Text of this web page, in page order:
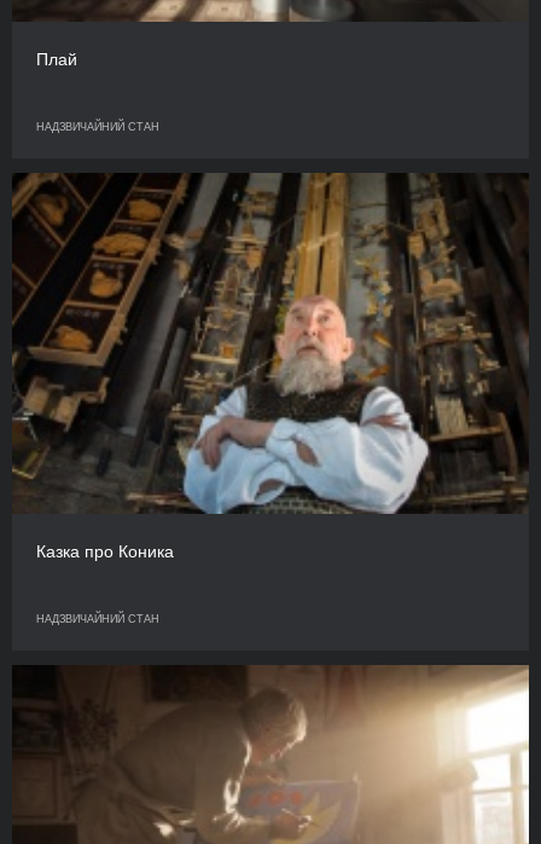
Плай
НАДЗВИЧАЙНИЙ СТАН
Казка про Коника
НАДЗВИЧАЙНИЙ СТАН